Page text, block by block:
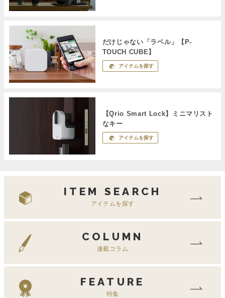
だけじゃない「ラベル」【P-
TOUCH CUBE】
アイテムを探す
【Qrio Smart Lock】ミニマリスト
なキー
アイテムを探す
ITEM SEARCH
アイテムを探す
COLUMN
連載コラム
FEATURE
特集